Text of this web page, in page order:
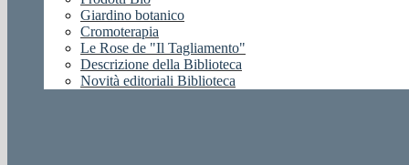
Giardino botanico
Cromoterapia
Le Rose de "Il Tagliamento"
Descrizione della Biblioteca
Novità editoriali Biblioteca